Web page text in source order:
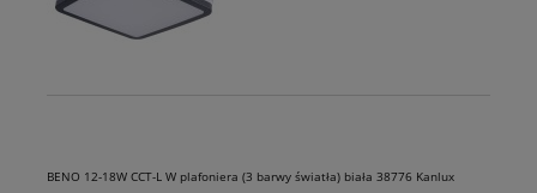
BENO 12-18W CCT-L W plafoniera (3 barwy światła) biała 38776 Kanlux